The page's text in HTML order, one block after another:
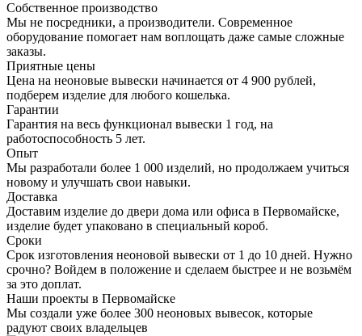
Собственное производство
Мы не посредники, а производители. Современное
оборудование помогает нам воплощать даже самые сложные
заказы.
Приятные цены
Цена на неоновые вывески начинается от 4 900 рублей,
подберем изделие для любого кошелька.
Гарантии
Гарантия на весь функционал вывески 1 год, на
работоспособность 5 лет.
Опыт
Мы разработали более 1 000 изделий, но продолжаем учиться
новому и улучшать свои навыки.
Доставка
Доставим изделие до двери дома или офиса в Первомайске,
изделие будет упаковано в специальный короб.
Сроки
Срок изготовления неоновой вывески от 1 до 10 дней. Нужно
срочно? Войдем в положение и сделаем быстрее и не возьмём
за это доплат.
Наши проекты в Первомайске
Мы создали уже более 300 неоновых вывесок, которые
радуют своих владельцев